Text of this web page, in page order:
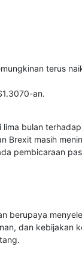
terus
an.
bulan terhadap
Brexit masih
pembicaraan
berupaya
dan kebijakan